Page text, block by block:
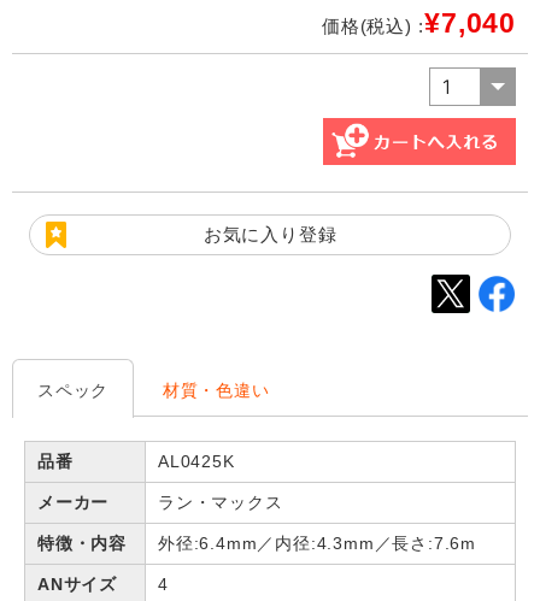
価格(税込) :¥7,040
お気に入り登録
スペック 材質・色違い
品番 AL0425K
メーカー ラン・マックス
特徴・内容 外径:6.4mm／内径:4.3mm／長さ:7.6m
ANサイズ 4